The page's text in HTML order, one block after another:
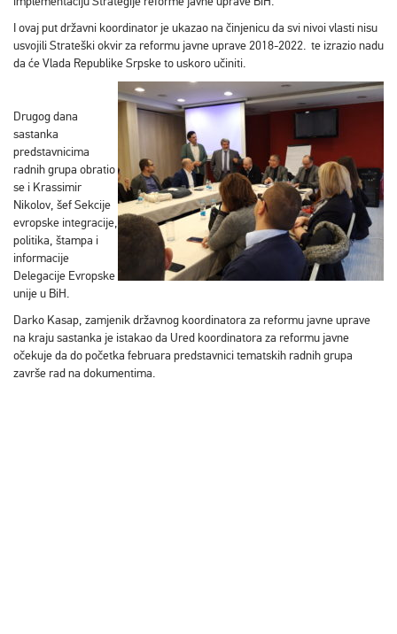
I ovaj put državni koordinator je ukazao na činjenicu da svi nivoi vlasti nisu
usvojili Strateški okvir za reformu javne uprave 2018-2022. te izrazio nadu
da će Vlada Republike Srpske to uskoro učiniti.
Drugog dana
sastanka
predstavnicima
radnih grupa obratio
se i Krassimir
Nikolov, šef Sekcije
evropske integracije,
politika, štampa i
informacije
Delegacije Evropske
unije u BiH.
Darko Kasap, zamjenik državnog koordinatora za reformu javne uprave
na kraju sastanka je istakao da Ured koordinatora za reformu javne
očekuje da do početka februara predstavnici tematskih radnih grupa
završe rad na dokumentima.